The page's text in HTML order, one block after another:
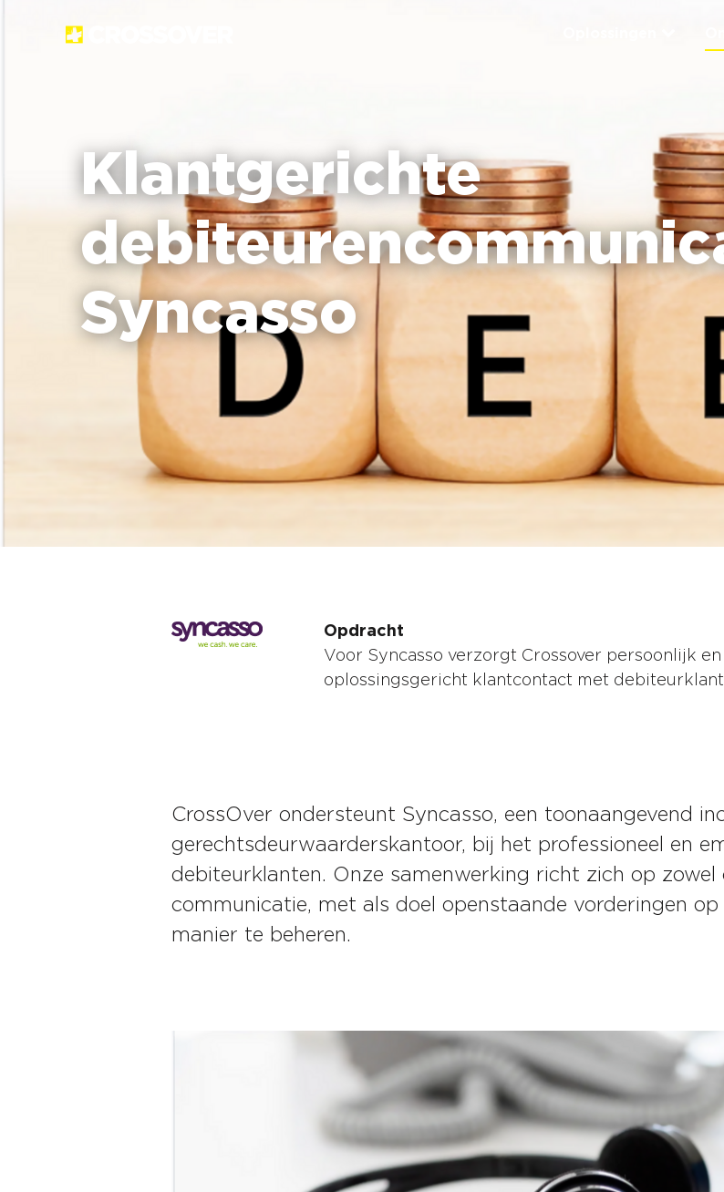
Klantgerichte
Syncasso
Opdracht
Voor Syncasso verzorgt Crossover persoonlijk en
oplossingsgericht klantcontact met
CrossOver ondersteunt Syncasso, een toonaangevend
gerechtsdeurwaarderskantoor, bij het professioneel en
debiteurklanten. Onze samenwerking richt zich op zowel
communicatie, met als doel openstaande vorderingen
manier te beheren.